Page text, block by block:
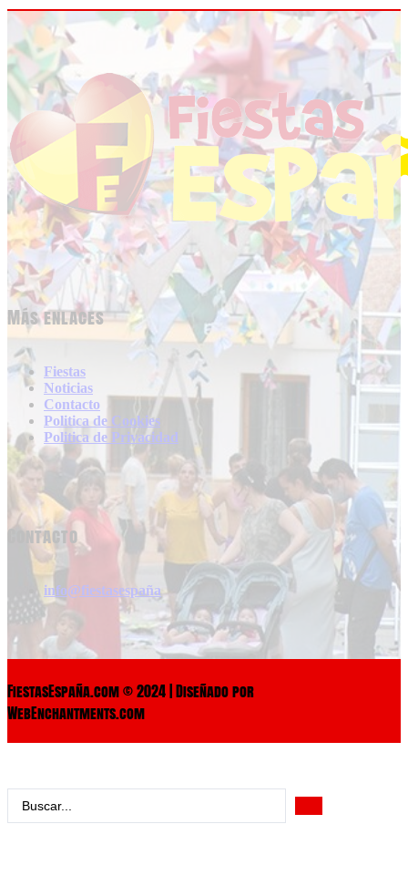
Más enlaces
Fiestas
Noticias
Contacto
Politica de Cookies
Politica de Privacidad
Contacto
info@fiestasespaña
FiestasEspaña.com © 2024 | Diseñado por
WebEnchantments.com